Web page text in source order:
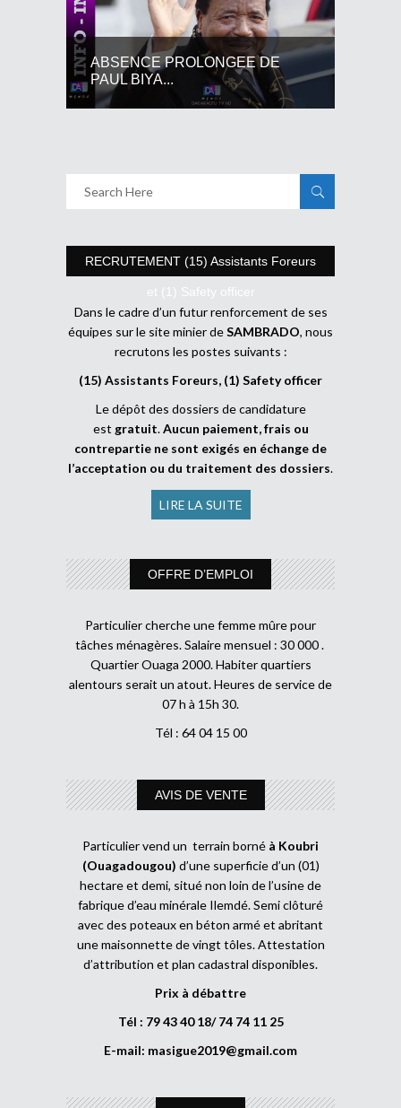
ABSENCE PROLONGEE DE
PAUL BIYA...
RECRUTEMENT (15) Assistants Foreurs
et (1) Safety officer
Dans le cadre d’un futur renforcement de ses
équipes sur le site minier deSAMBRADO, nous
recrutons les postes suivants :
(15) Assistants Foreurs, (1) Safety officer
Le dépôt des dossiers de candidature
est gratuit.Aucun paiement, frais ou
contrepartie ne sont exigés en échange de
l’acceptation ou du traitement des dossiers.
LIRE LA SUITE
OFFRE D’EMPLOI
Particulier cherche une femme mûre pour
tâches ménagères. Salaire mensuel : 30 000 .
Quartier Ouaga 2000. Habiter quartiers
alentours serait un atout. Heures de service de
07 h à 15h 30.
Tél : 64 04 15 00
AVIS DE VENTE
Particulier vend un terrain borné à Koubri
(Ouagadougou) d’une superficie d’un (01)
hectare et demi, situé non loin de l’usine de
fabrique d’eau minérale Ilemdé. Semi clôturé
avec des poteaux en béton armé et abritant
une maisonnette de vingt tôles. Attestation
d’attribution et plan cadastral disponibles.
Prix à débattre
Tél : 79 43 40 18/ 74 74 11 25
E-mail: masigue2019@gmail.com